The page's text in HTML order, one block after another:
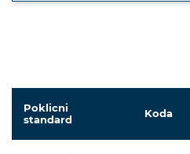
Poklicni
standard
Koda